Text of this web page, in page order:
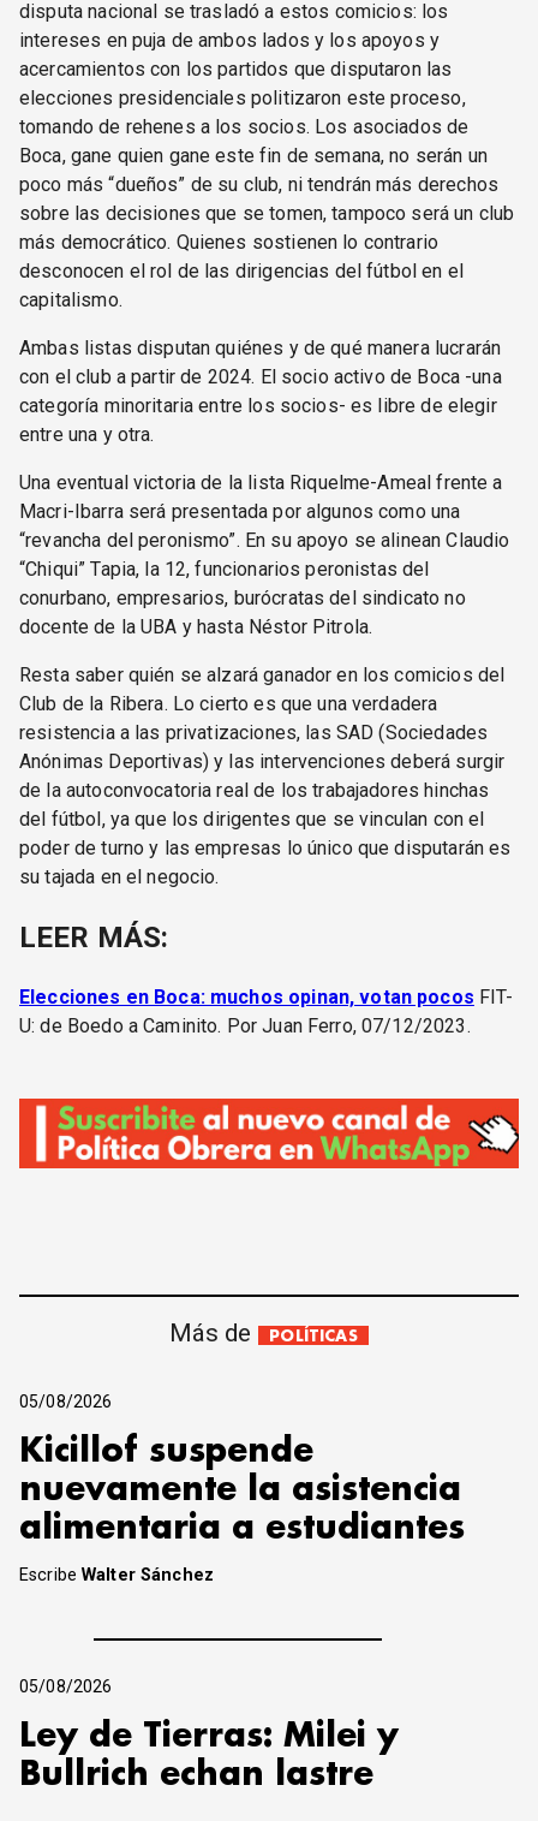
disputa nacional se trasladó a estos comicios: los
intereses en puja de ambos lados y los apoyos y
acercamientos con los partidos que disputaron las
elecciones presidenciales politizaron este proceso,
tomando de rehenes a los socios. Los asociados de
Boca, gane quien gane este fin de semana, no serán un
poco más “dueños” de su club, ni tendrán más derechos
sobre las decisiones que se tomen, tampoco será un club
más democrático. Quienes sostienen lo contrario
desconocen el rol de las dirigencias del fútbol en el
capitalismo.
Ambas listas disputan quiénes y de qué manera lucrarán
con el club a partir de 2024. El socio activo de Boca -una
categoría minoritaria entre los socios- es libre de elegir
entre una y otra.
Una eventual victoria de la lista Riquelme-Ameal frente a
Macri-Ibarra será presentada por algunos como una
“revancha del peronismo”. En su apoyo se alinean Claudio
“Chiqui” Tapia, la 12, funcionarios peronistas del
conurbano, empresarios, burócratas del sindicato no
docente de la UBA y hasta Néstor Pitrola.
Resta saber quién se alzará ganador en los comicios del
Club de la Ribera. Lo cierto es que una verdadera
resistencia a las privatizaciones, las SAD (Sociedades
Anónimas Deportivas) y las intervenciones deberá surgir
de la autoconvocatoria real de los trabajadores hinchas
del fútbol, ya que los dirigentes que se vinculan con el
poder de turno y las empresas lo único que disputarán es
su tajada en el negocio.
LEER MÁS:
Elecciones en Boca: muchos opinan, votan pocos FIT-
U: de Boedo a Caminito. Por Juan Ferro, 07/12/2023.
Más de POLÍTICAS
05/08/2026
Kicillof suspende
nuevamente la asistencia
alimentaria a estudiantes
EscribeWalter Sánchez
05/08/2026
Ley de Tierras: Milei y
Bullrich echan lastre